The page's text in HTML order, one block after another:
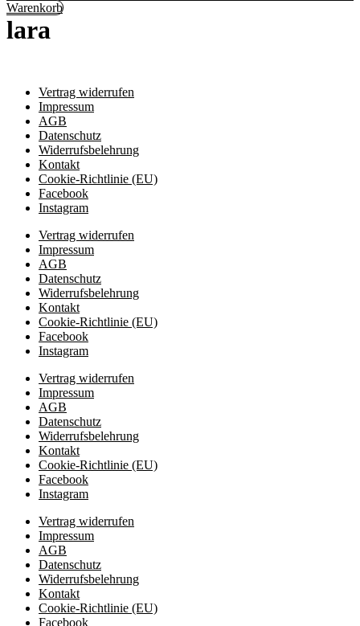
Warenkorb
lara
Vertrag widerrufen
Impressum
AGB
Datenschutz
Widerrufsbelehrung
Kontakt
Cookie-Richtlinie (EU)
Facebook
Instagram
Vertrag widerrufen
Impressum
AGB
Datenschutz
Widerrufsbelehrung
Kontakt
Cookie-Richtlinie (EU)
Facebook
Instagram
Vertrag widerrufen
Impressum
AGB
Datenschutz
Widerrufsbelehrung
Kontakt
Cookie-Richtlinie (EU)
Facebook
Instagram
Vertrag widerrufen
Impressum
AGB
Datenschutz
Widerrufsbelehrung
Kontakt
Cookie-Richtlinie (EU)
Facebook